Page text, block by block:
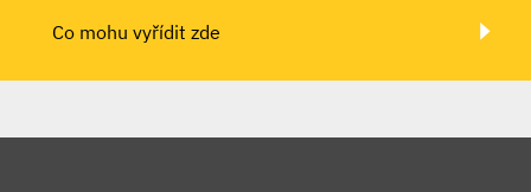
Co mohu vyřídit zde